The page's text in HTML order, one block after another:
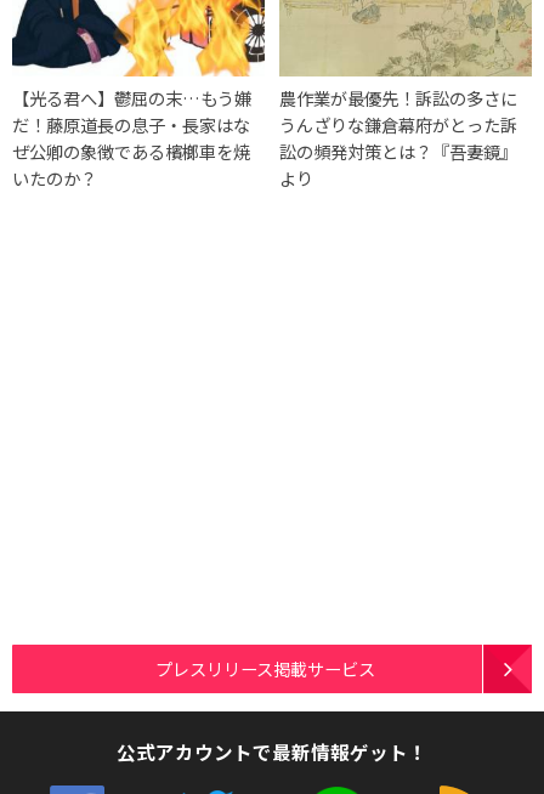
【光る君へ】鬱屈の末…もう嫌
だ！藤原道長の息子・長家はな
ぜ公卿の象徴である檳榔車を焼
いたのか？
農作業が最優先！訴訟の多さに
うんざりな鎌倉幕府がとった訴
訟の頻発対策とは？『吾妻鏡』
より
プレスリリース掲載サービス
公式アカウントで最新情報ゲット！